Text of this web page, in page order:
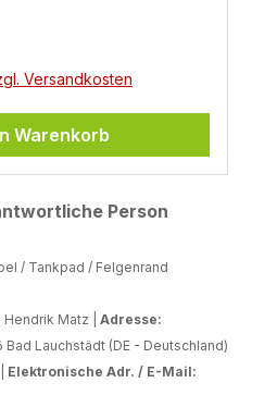
Versandkosten
Warenkorb
Person
/ Tankpad / Felgenrand
Hendrik Matz | Adresse:
Lauchstädt (DE - Deutschland)
Elektronische Adr. / E-Mail: